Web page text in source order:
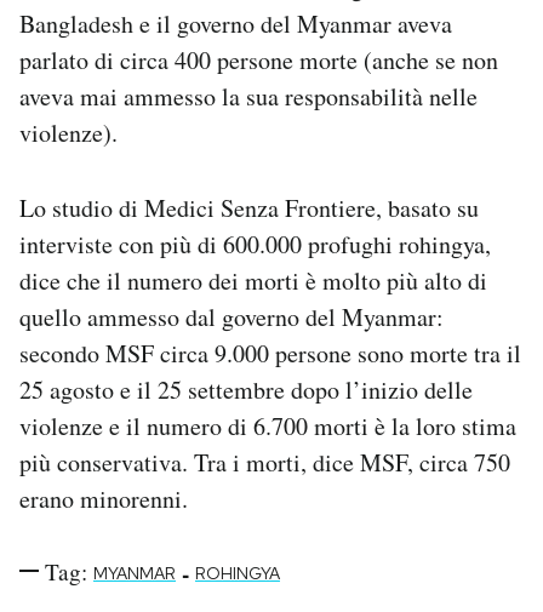
Bangladesh e il governo del Myanmar aveva
parlato di circa 400 persone morte (anche se non
aveva mai ammesso la sua responsabilità nelle
violenze).
Lo studio di Medici Senza Frontiere, basato su
interviste con più di 600.000 profughi rohingya,
dice che il numero dei morti è molto più alto di
quello ammesso dal governo del Myanmar:
secondo MSF circa 9.000 persone sono morte tra il
25 agosto e il 25 settembre dopo l’inizio delle
violenze e il numero di 6.700 morti è la loro stima
più conservativa. Tra i morti, dice MSF, circa 750
erano minorenni.
Tag: MYANMAR - ROHINGYA